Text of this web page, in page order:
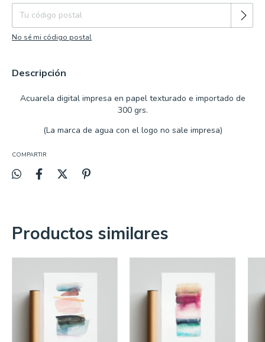
No sé mi código postal
Descripción
Acuarela digital impresa en papel texturado e importado de
300 grs.
(La marca de agua con el logo no sale impresa)
COMPARTIR
Productos similares